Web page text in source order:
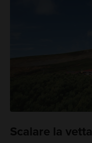
Scalare la vetta